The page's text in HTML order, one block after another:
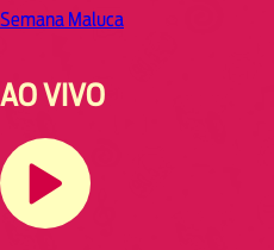
Semana Maluca
AO VIVO